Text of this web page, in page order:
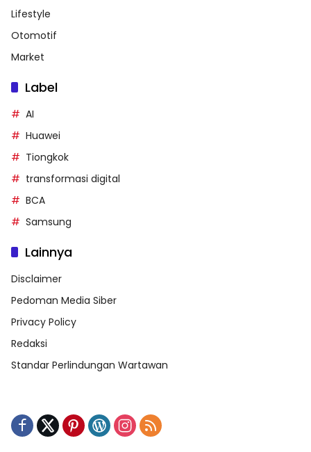
Lifestyle
Otomotif
Market
Label
AI
Huawei
Tiongkok
transformasi digital
BCA
Samsung
Lainnya
Disclaimer
Pedoman Media Siber
Privacy Policy
Redaksi
Standar Perlindungan Wartawan